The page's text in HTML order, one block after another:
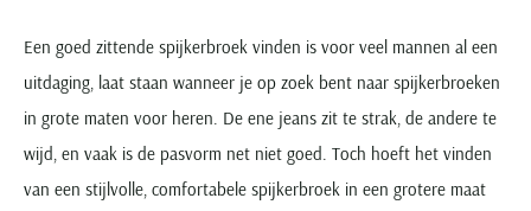
Een goed zittende spijkerbroek vinden is voor veel mannen al een
uitdaging, laat staan wanneer je op zoek bent naar spijkerbroeken
in grote maten voor heren. De ene jeans zit te strak, de andere te
wijd, en vaak is de pasvorm net niet goed. Toch hoeft het vinden
van een stijlvolle, comfortabele spijkerbroek in een grotere maat